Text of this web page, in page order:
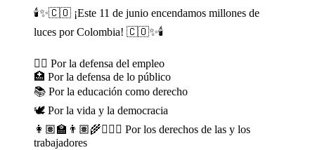
🕯️✨🇨🇴 ¡Este 11 de junio encendamos millones de
luces por Colombia! 🇨🇴✨🕯️
✊🏽 Por la defensa del empleo
🏥 Por la defensa de lo público
📚 Por la educación como derecho
🕊️ Por la vida y la democracia
👩🏽‍🏫👨🏽‍🌾👩🏽‍⚕️ Por los derechos de las y los
trabajadores